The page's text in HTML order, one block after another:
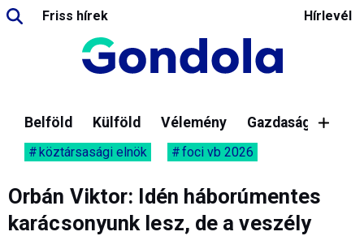
Friss hírek Hírlevél
Belföld Külföld Vélemény Gazdaság
köztársasági elnök foci vb 2026
Orbán Viktor: Idén háborúmentes
karácsonyunk lesz, de a veszély